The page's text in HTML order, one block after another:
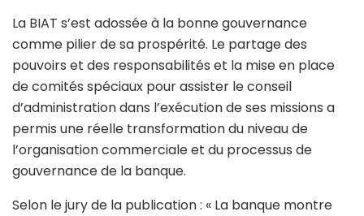
La BIAT s’est adossée à la bonne gouvernance
comme pilier de sa prospérité. Le partage des
pouvoirs et des responsabilités et la mise en place
de comités spéciaux pour assister le conseil
d’administration dans l’exécution de ses missions a
permis une réelle transformation du niveau de
l’organisation commerciale et du processus de
gouvernance de la banque.
Selon le jury de la publication : « La banque montre